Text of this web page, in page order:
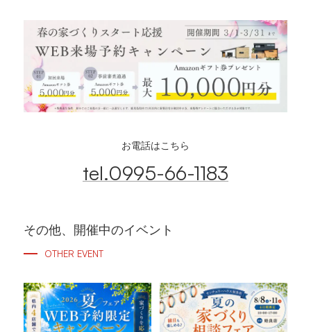
お電話はこちら
tel.0995-66-1183
その他、開催中のイベント
OTHER EVENT